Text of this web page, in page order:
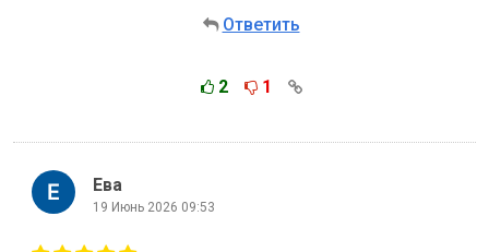
Ответить
2 1
Ева
19 Июнь 2026 09:53